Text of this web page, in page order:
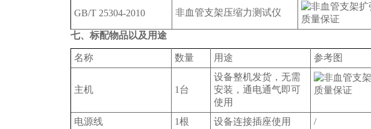
GB/T 25304-2010 非血管支架压缩力测试仪
七、标配物品以及用途
名称 数量 用途 参考图
主机 1台
设备整机发货，无需
安装，通电通气即可
使用
电源线
1根 设备连接插座使用
/